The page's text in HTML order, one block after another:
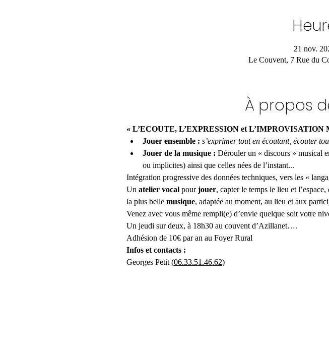
21 nov.
Le Couvent, 7 Rue du
À propos
« L’ECOUTE, L’EXPRESSION et L’IMPROVISATION
Jouer ensemble : s’exprimer tout en écoutant, écouter
Jouer de la musique : Dérouler un « discours » musical
ou implicites) ainsi que celles nées de l’instant...
Intégration progressive des données techniques, vers les «
Un atelier vocal pour jouer, capter le temps le lieu et
la plus belle musique, adaptée au moment, au lieu et aux
Venez avec vous même rempli(e) d’envie quelque soit votre
Un jeudi sur deux, à 18h30 au couvent d’Azillanet….
Adhésion de 10€ par an au Foyer Rural
Infos et contacts :
Georges Petit (06.33.51.46.62)